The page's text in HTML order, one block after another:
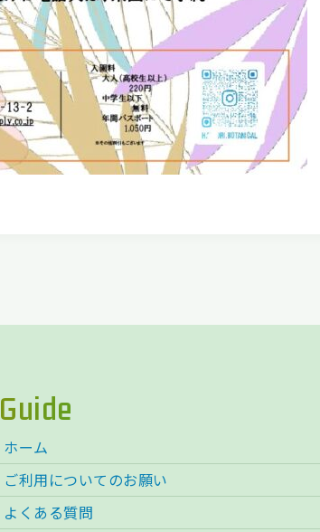
Guide
ホーム
ご利用についてのお願い
よくある質問